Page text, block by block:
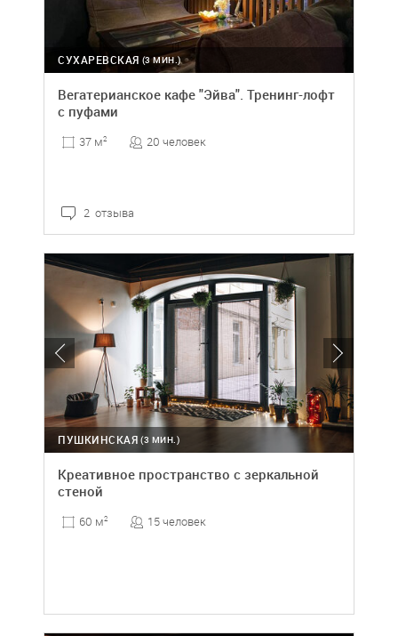
(3 МИН.)
СУХАРЕВСКАЯ
Вегатерианское кафе "Эйва". Тренинг-лофт
с пуфами
37 м2 20 человек
2 отзыва
(3 МИН.)
ПУШКИНСКАЯ
Креативное пространство с зеркальной
стеной
60 м2 15 человек